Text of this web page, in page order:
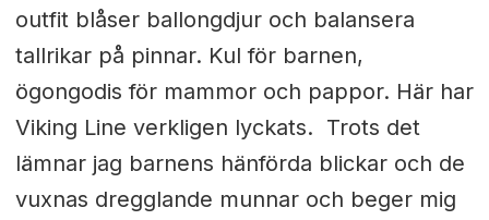
outfit blåser ballongdjur och balansera
tallrikar på pinnar. Kul för barnen,
ögongodis för mammor och pappor. Här har
Viking Line verkligen lyckats. Trots det
lämnar jag barnens hänförda blickar och de
vuxnas dregglande munnar och beger mig